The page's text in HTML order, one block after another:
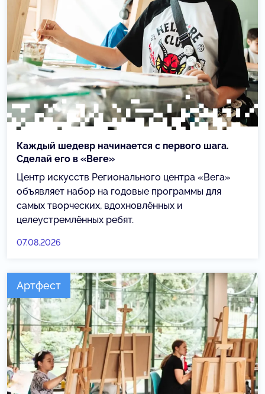
Каждый шедевр начинается с первого шага.
Сделай его в «Веге»
Центр искусств Регионального центра «Вега»
объявляет набор на годовые программы для
самых творческих, вдохновлённых и
целеустремлённых ребят.
07.08.2026
Артфест